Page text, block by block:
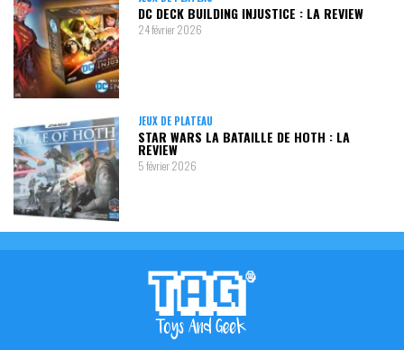
DC DECK BUILDING INJUSTICE : LA REVIEW
24 février 2026
JEUX DE PLATEAU
STAR WARS LA BATAILLE DE HOTH : LA
REVIEW
5 février 2026